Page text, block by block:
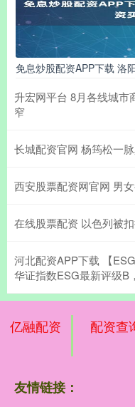
免息炒股配资APP下载 洛
升宏网平台 8月各线城市
窄
长城配资官网 杨筠松一
西安股票配资网官网 男
在线股票配资 以色列被
河北配资APP下载 【
华证指数ESG最新评级B
亿融配资 配资查
友情链接：